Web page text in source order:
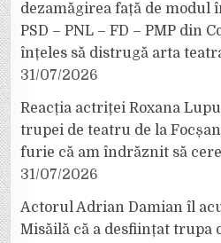
dezamăgirea față de modul
PSD – PNL – FD – PMP din
înțeles să distrugă arta
31/07/2026
Reacția actriței Roxana
trupei de teatru de la
furie că am îndrăznit să
31/07/2026
Actorul Adrian Damian îl
Misăilă că a desființat trupa